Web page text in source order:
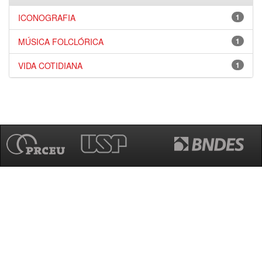
1
ICONOGRAFIA
1
MÚSICA FOLCLÓRICA
1
VIDA COTIDIANA